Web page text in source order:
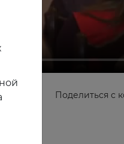
Поделиться с